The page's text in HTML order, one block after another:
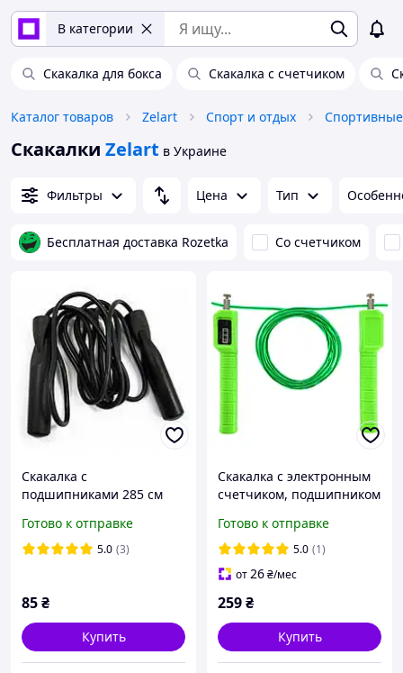
В категории
Скакалка для бокса Скакалка с счетчиком
Каталог товаров Zelart Спорт и отдых
Скакалки Zelart в Украине
Фильтры Цена Тип
Бесплатная доставка Rozetka Со счетчиком
Скакалка с
подшипниками 285 см
резиновый шнур 5 мм
для фитнеса и бокса
Готово к отправке
5.0 (3)
85₴
Купить
Скакалка с электронным
счетчиком, подшипником
зеленый
Готово к отправке
5.0 (1)
от26₴/мес
259₴
Купить